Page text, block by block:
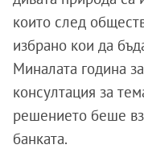
които след
избрано кои да
Миналата година
консултация за
решението беше
банката.